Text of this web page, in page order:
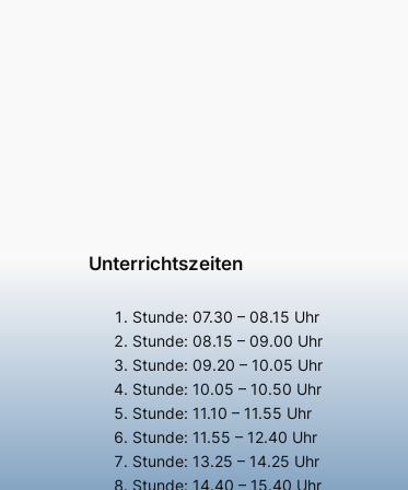
Unterrichtszeiten
Stunde: 07.30 – 08.15 Uhr
Stunde: 08.15 – 09.00 Uhr
Stunde: 09.20 – 10.05 Uhr
Stunde: 10.05 – 10.50 Uhr
Stunde: 11.10 – 11.55 Uhr
Stunde: 11.55 – 12.40 Uhr
Stunde: 13.25 – 14.25 Uhr
Stunde: 14.40 – 15.40 Uhr